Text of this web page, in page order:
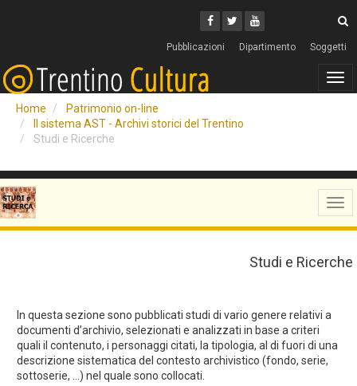
Facebook
Twitter
Youtube
Pubblicazioni Dipartimento Soggetti
Home
Patrimonio on-line
Il sistema AST - Archivi storici del Trentino
Studi e Ricerche
Studi e Ricerche
In questa sezione sono pubblicati studi di vario genere relativi a
documenti d’archivio, selezionati e analizzati in base a criteri
quali il contenuto, i personaggi citati, la tipologia, al di fuori di una
descrizione sistematica del contesto archivistico (fondo, serie,
sottoserie, ...) nel quale sono collocati.